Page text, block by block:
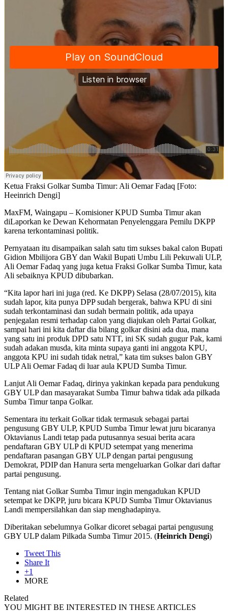
Ketua Fraksi Golkar Sumba Timur: Ali Oemar Fadaq [Foto:
Heeinrich Dengi]
MaxFM, Waingapu – Komisioner KPUD Sumba Timur akan
diLaporkan ke Dewan Kehormatan Penyelenggara Pemilu DKPP
karena terkontaminasi politik.
Pernyataan itu disampaikan salah satu tim sukses bakal calon Bupati
Gidion Mbilijora GBY dan Wakil Bupati Umbu Lili Pekuwali ULP,
Ali Oemar Fadaq yang juga ketua Fraksi Golkar Sumba Timur, kata
Ali sebaiknya KPUD dibubarkan.
“Kita lapor hari ini juga (red. Ke DKPP) Selasa (28/07/2015), kita
sudah lapor, kita punya DPP sudah bergerak, bahwa KPU di sini
sudah terkontaminasi dan sudah bermain politik, ada upaya
penjegalan resmi terhadap calon yang diajukan oleh Partai Golkar,
sampai hari ini kita daftar dia bilang golkar disini ada dua, mana
yang satu ini produk DPD satu NTT, ini SK sudah gugur Pak, kami
sudah adakan musda, kita minta supaya ganti ini anggota KPU,
anggota KPU ini sudah tidak netral,” kata tim sukses balon GBY
ULP Ali Oemar Fadaq di luar aula KPUD Sumba Timur.
Lanjut Ali Oemar Fadaq, dirinya yakinkan kepada para pendukung
GBY ULP dan masayarakat Sumba Timur bahwa tidak ada pilkada
Sumba Timur tanpa Golkar.
Sementara itu terkait Golkar tidak termasuk sebagai partai
pengusung GBY ULP, KPUD Sumba Timur lewat juru bicaranya
Oktavianus Landi tetap pada putusannya sesuai berita acara
pendaftaran GBY ULP di KPUD setempat yang menerima
pendaftaran pasangan GBY ULP dengan partai pengusung
Demokrat, PDIP dan Hanura serta mengeluarkan Golkar dari daftar
partai pengusung.
Tentang niat Golkar Sumba Timur ingin mengadukan KPUD
setempat ke DKPP, juru bicara KPUD Sumba Timur Oktavianus
Landi mempersilahkan dan siap menghadapinya.
Diberitakan sebelumnya Golkar dicoret sebagai partai pengusung
GBY ULP dalam Pilkada Sumba Timur 2015. (Heinrich Dengi)
Tweet This
Share It
+1
MORE
Related
YOU MIGHT BE INTERESTED IN THESE ARTICLES